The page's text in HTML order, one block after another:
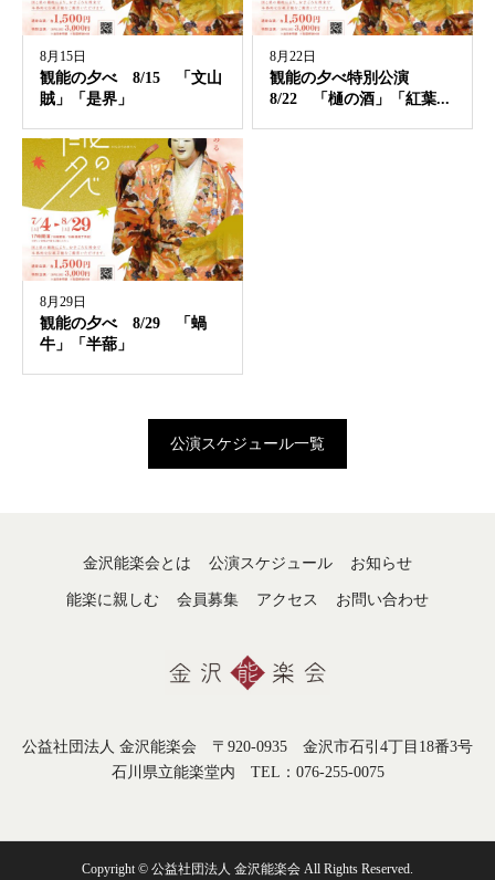
8月15日
観能の夕べ 8/15 「文山
賊」「是界」
8月22日
観能の夕べ特別公演
8/22 「樋の酒」「紅葉...
8月29日
観能の夕べ 8/29 「蝸
牛」「半蔀」
公演スケジュール一覧
金沢能楽会とは 公演スケジュール お知らせ
能楽に親しむ 会員募集 アクセス お問い合わせ
公益社団法人 金沢能楽会 〒920-0935 金沢市石引4丁目18番3号
石川県立能楽堂内 TEL：076-255-0075
Copyright © 公益社団法人 金沢能楽会 All Rights Reserved.